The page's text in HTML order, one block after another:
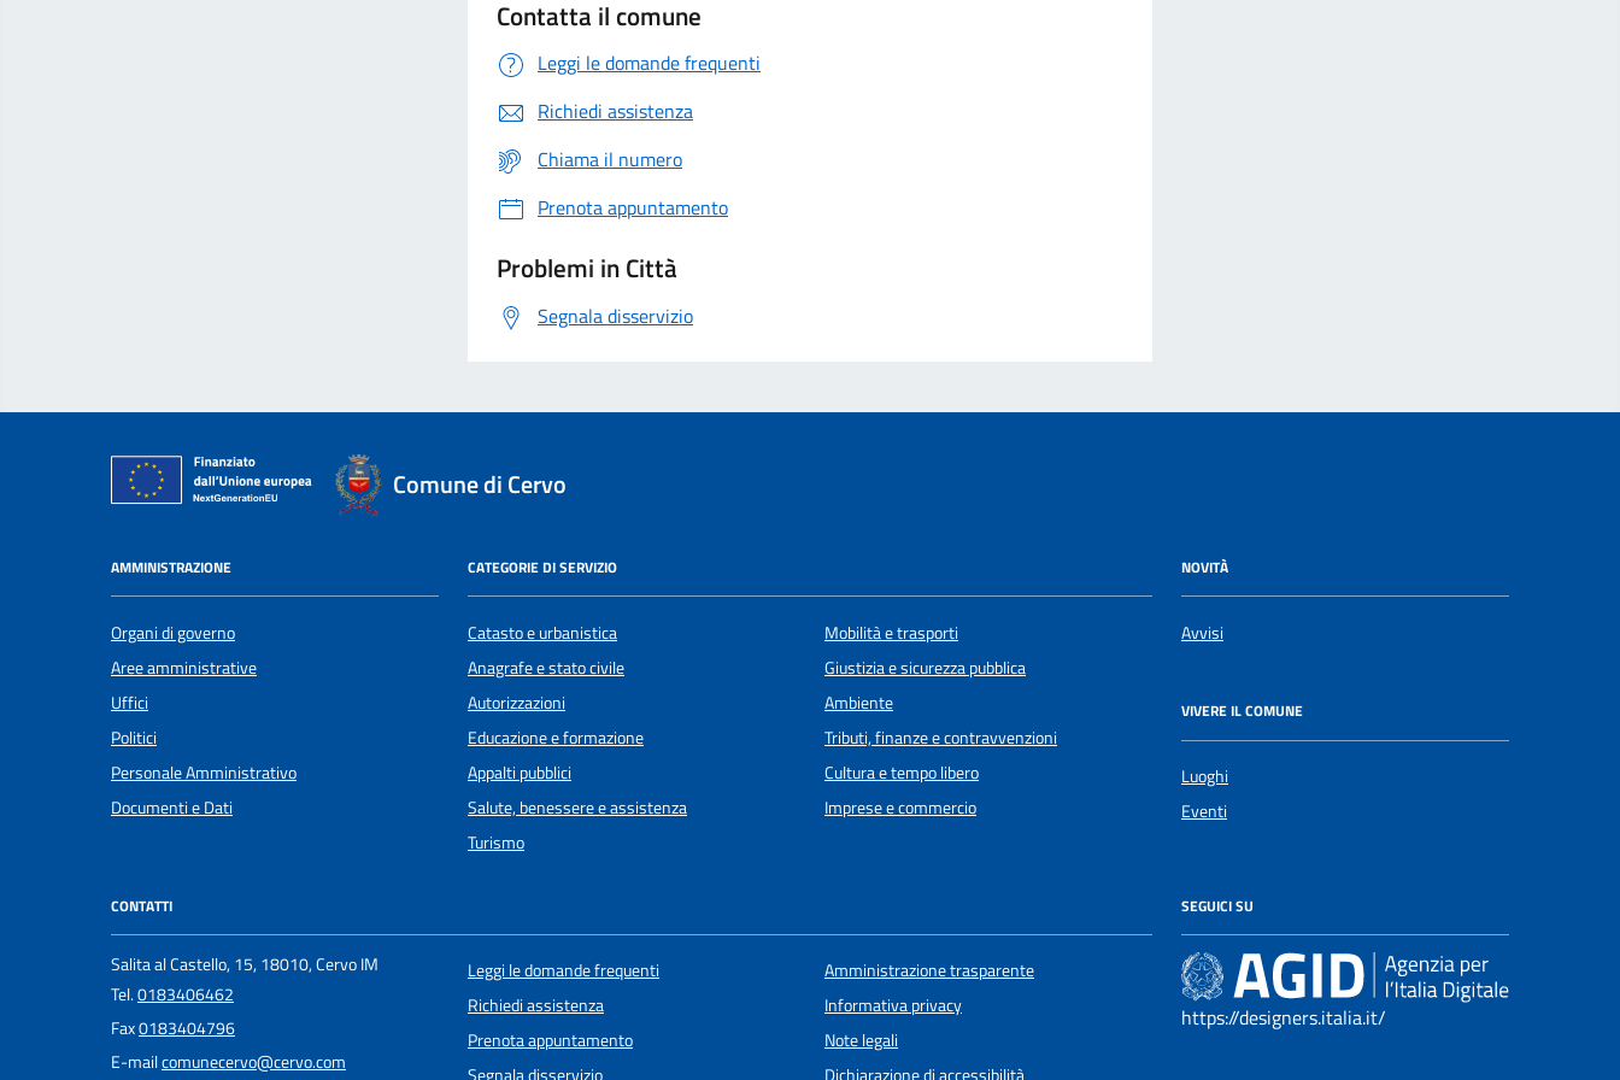
Contatta il comune
Leggi le domande frequenti
Richiedi assistenza
Chiama il numero
Prenota appuntamento
Problemi in Città
Segnala disservizio
Comune di Cervo
AMMINISTRAZIONE
Organi di governo
Aree amministrative
Uffici
Politici
Personale Amministrativo
Documenti e Dati
CATEGORIE DI SERVIZIO
Catasto e urbanistica
Anagrafe e stato civile
Autorizzazioni
Educazione e formazione
Appalti pubblici
Salute, benessere e assistenza
Turismo
Mobilità e trasporti
Giustizia e sicurezza pubblica
Ambiente
Tributi, finanze e contravvenzioni
Cultura e tempo libero
Imprese e commercio
NOVITÀ
Avvisi
VIVERE IL COMUNE
Luoghi
Eventi
CONTATTI
Salita al Castello, 15, 18010, Cervo IM
Tel.0183406462
Fax0183404796
E-mailcomunecervo@cervo.com
Leggi le domande frequenti
Richiedi assistenza
Prenota appuntamento
Amministrazione trasparente
Informativa privacy
Note legali
SEGUICI SU
https://designers.italia.it/